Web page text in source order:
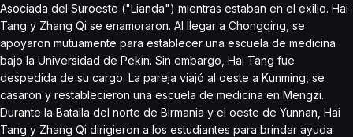
Asociada del Suroeste ("Lianda") mientras estaban en el exilio. Hai
Tang y Zhang Qi se enamoraron. Al llegar a Chongqing, se
apoyaron mutuamente para establecer una escuela de medicina
bajo la Universidad de Pekín. Sin embargo, Hai Tang fue
despedida de su cargo. La pareja viajó al oeste a Kunming, se
casaron y restablecieron una escuela de medicina en Mengzi.
Durante la Batalla del norte de Birmania y el oeste de Yunnan, Hai
Tang y Zhang Qi dirigieron a los estudiantes para brindar ayuda